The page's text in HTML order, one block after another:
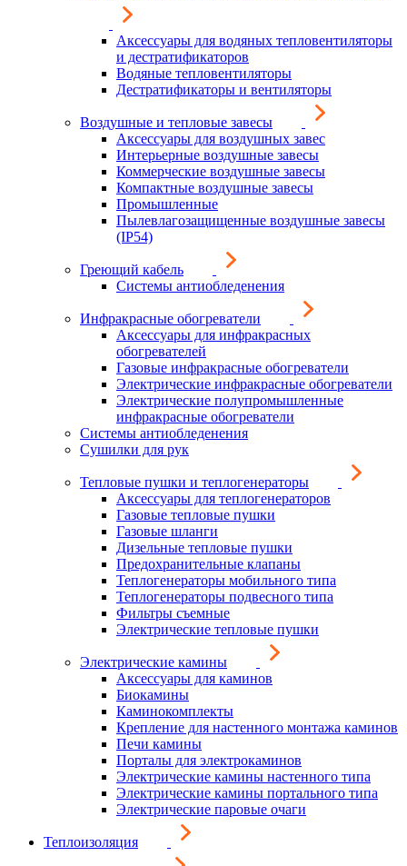
Аксессуары для водяных тепловентиляторы
и дестратификаторов
Водяные тепловентиляторы
Дестратификаторы и вентиляторы
Воздушные и тепловые завесы
Аксессуары для воздушных завес
Интерьерные воздушные завесы
Коммерческие воздушные завесы
Компактные воздушные завесы
Промышленные
Пылевлагозащищенные воздушные завесы
(IP54)
Греющий кабель
Системы антиобледенения
Инфракрасные обогреватели
Аксессуары для инфракрасных
обогревателей
Газовые инфракрасные обогреватели
Электрические инфракрасные обогреватели
Электрические полупромышленные
инфракрасные обогреватели
Системы антиобледенения
Сушилки для рук
Тепловые пушки и теплогенераторы
Аксессуары для теплогенераторов
Газовые тепловые пушки
Газовые шланги
Дизельные тепловые пушки
Предохранительные клапаны
Теплогенераторы мобильного типа
Теплогенераторы подвесного типа
Фильтры съемные
Электрические тепловые пушки
Электрические камины
Аксессуары для каминов
Биокамины
Каминокомплекты
Крепление для настенного монтажа каминов
Печи камины
Порталы для электрокаминов
Электрические камины настенного типа
Электрические камины портального типа
Электрические паровые очаги
Теплоизоляция